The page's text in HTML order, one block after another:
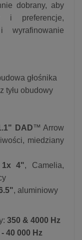
dobrany, aby
i preferencje,
wyrafinowanie
głośnika
tyłu obudowy
DAD™ Arrow
miedziany
1x 4", Camelia,
, aluminiowy
350 & 4000 Hz
40 000 Hz